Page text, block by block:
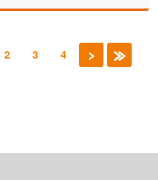
2 3 4 › »